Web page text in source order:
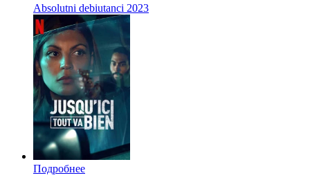
Absolutni debiutanci 2023
Подробнее